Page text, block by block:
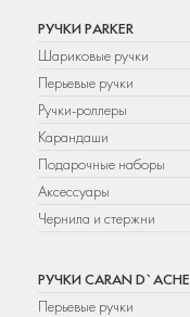
РУЧКИ PARKER
Шариковые ручки
Перьевые ручки
Ручки-роллеры
Карандаши
Подарочные наборы
Аксессуары
Чернила и стержни
РУЧКИ CARAN D`ACHE
Перьевые ручки